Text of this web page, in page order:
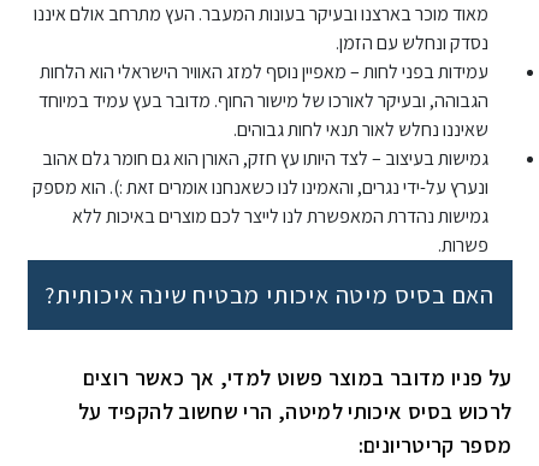
מאוד מוכר בארצנו ובעיקר בעונות המעבר. העץ מתרחב אולם איננו
נסדק ונחלש עם הזמן.
עמידות בפני לחות – מאפיין נוסף למזג האוויר הישראלי הוא הלחות
הגבוהה, ובעיקר לאורכו של מישור החוף. מדובר בעץ עמיד במיוחד
שאיננו נחלש לאור תנאי לחות גבוהים.
גמישות בעיצוב – לצד היותו עץ חזק, האורן הוא גם חומר גלם אהוב
ונערץ על-ידי נגרים, והאמינו לנו כשאנחנו אומרים זאת :). הוא מספק
גמישות נהדרת המאפשרת לנו לייצר לכם מוצרים באיכות ללא
פשרות.
האם בסיס מיטה איכותי מבטיח שינה איכותית?
על פניו מדובר במוצר פשוט למדי, אך כאשר רוצים
לרכוש בסיס איכותי למיטה, הרי שחשוב להקפיד על
מספר קריטריונים: